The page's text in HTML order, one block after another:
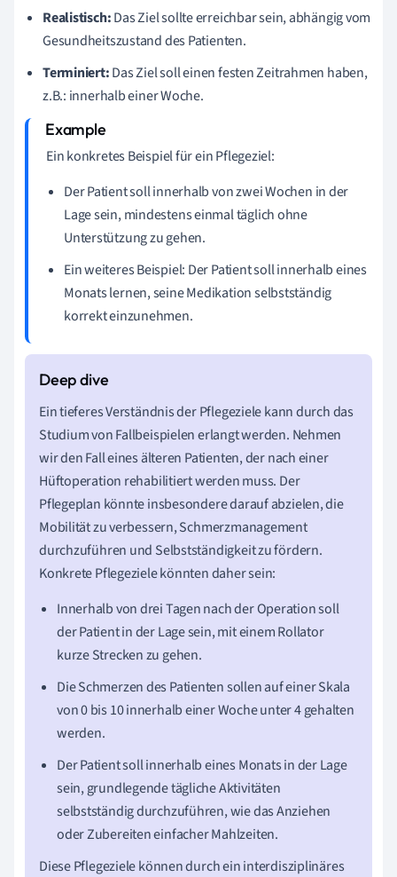
Realistisch:Das Ziel sollte erreichbar sein, abhängig vom
Gesundheitszustand des Patienten.
Terminiert:Das Ziel soll einen festen Zeitrahmen haben,
z.B.: innerhalb einer Woche.
Ein konkretes Beispiel für ein Pflegeziel:
Der Patient soll innerhalb von zwei Wochen in der
Lage sein, mindestens einmal täglich ohne
Unterstützung zu gehen.
Ein weiteres Beispiel: Der Patient soll innerhalb eines
Monats lernen, seine Medikation selbstständig
korrekt einzunehmen.
Ein tieferes Verständnis der Pflegeziele kann durch das
Studium von Fallbeispielen erlangt werden. Nehmen
wir den Fall eines älteren Patienten, der nach einer
Hüftoperation rehabilitiert werden muss. Der
Pflegeplan könnte insbesondere darauf abzielen, die
Mobilität zu verbessern, Schmerzmanagement
durchzuführen und Selbstständigkeit zu fördern.
Konkrete Pflegeziele könnten daher sein:
Innerhalb von drei Tagen nach der Operation soll
der Patient in der Lage sein, mit einem Rollator
kurze Strecken zu gehen.
Die Schmerzen des Patienten sollen auf einer Skala
von 0 bis 10 innerhalb einer Woche unter 4 gehalten
werden.
Der Patient soll innerhalb eines Monats in der Lage
sein, grundlegende tägliche Aktivitäten
selbstständig durchzuführen, wie das Anziehen
oder Zubereiten einfacher Mahlzeiten.
Diese Pflegeziele können durch ein interdisziplinäres